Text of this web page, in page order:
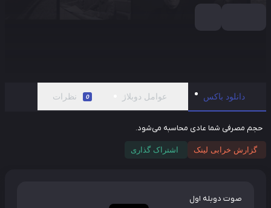
دانلود باکس عوامل دوبلاژ نظرات
مصرفی شما عادی محاسبه می‌شود.
گزارش خرابی لینک اشتراک گذاری
صوت دوبله اول